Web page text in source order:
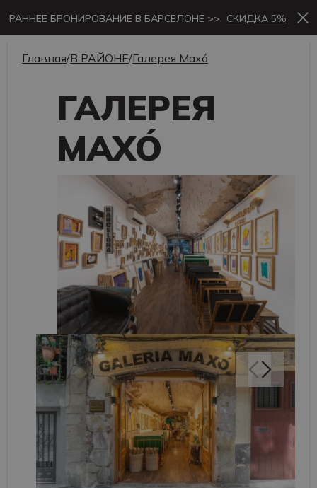
РАННЕЕ БРОНИРОВАНИЕ В БАРСЕЛОНЕ >> СКИДКА 5%
Главная/В РАЙОНЕ/Галерея Maxó
ГАЛЕРЕЯ
MAXÓ